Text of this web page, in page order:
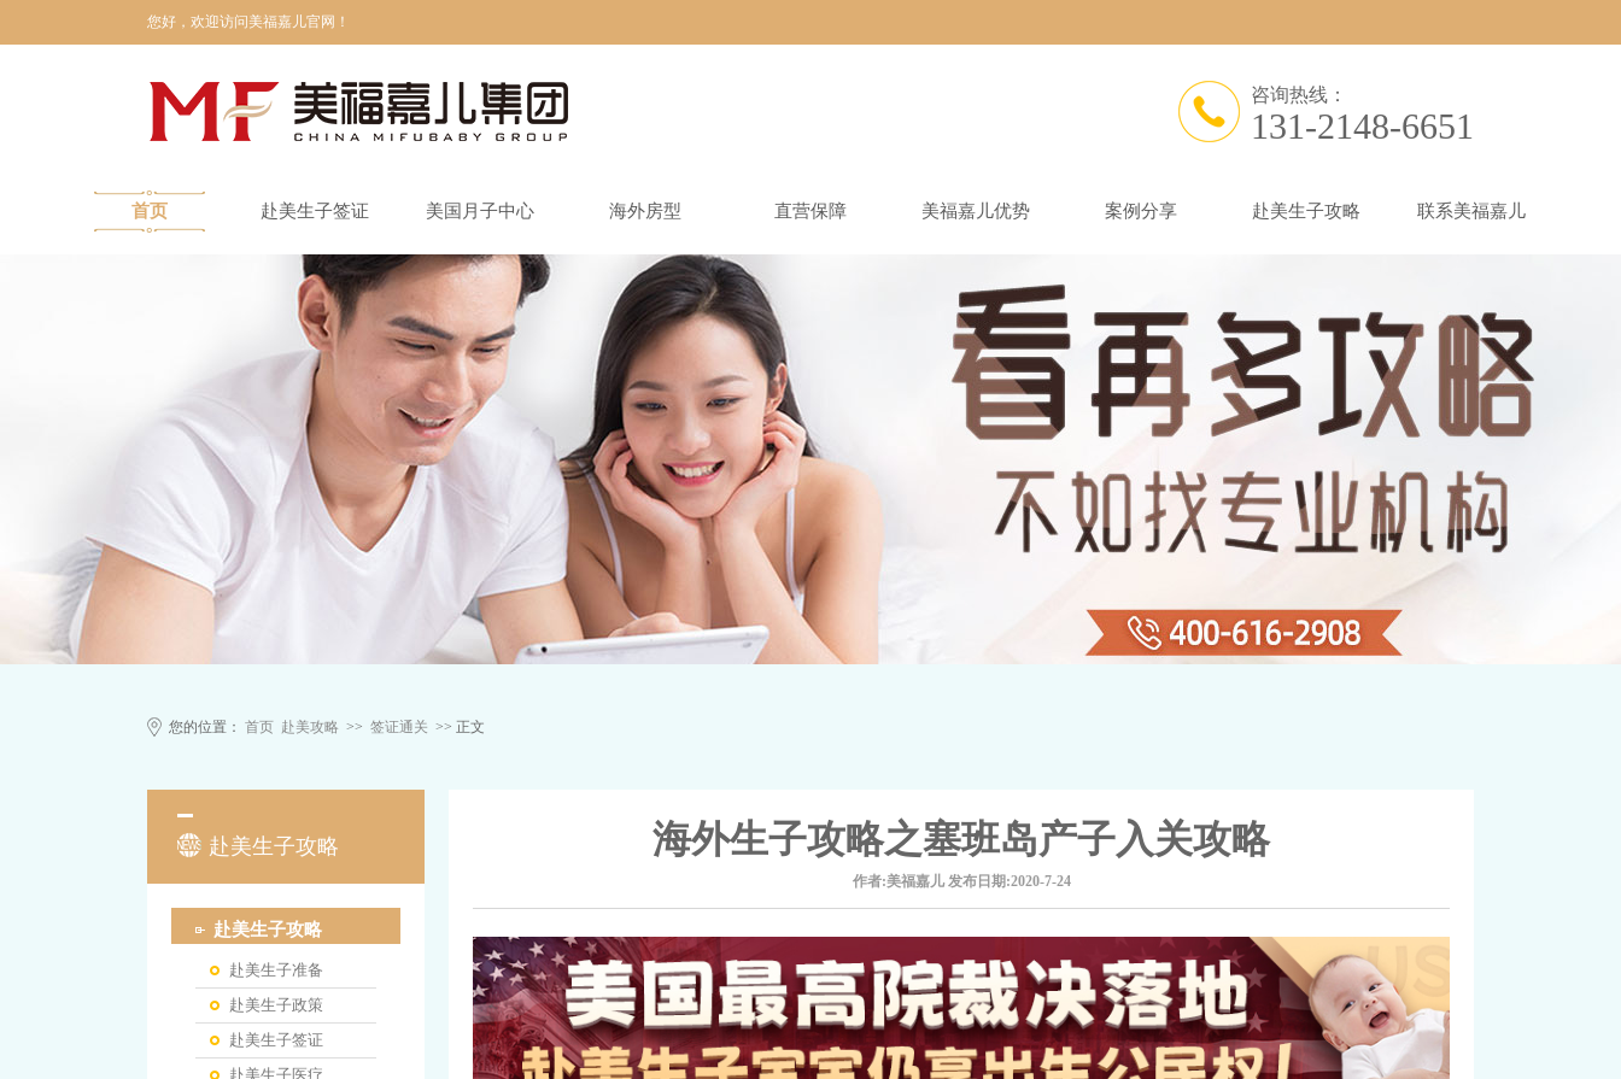
您好，欢迎访问美福嘉儿官网！
咨询热线：
131-2148-6651
首页 赴美生子签证 美国月子中心 海外房型 直营保障 美福嘉儿优势 案例分享 赴美生子攻略 联系美福嘉儿
您的位置： 首页 赴美攻略 >> 签证通关 >> 正文
海外生子攻略之塞班岛产子入关攻略
作者:美福嘉儿 发布日期:2020-7-24
赴美生子攻略
赴美生子攻略
赴美生子准备
赴美生子政策
赴美生子签证
赴美生子医疗